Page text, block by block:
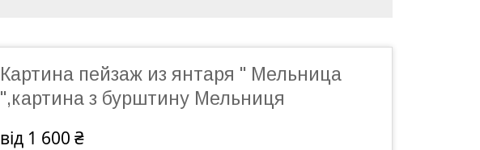
Картина пейзаж из янтаря " Мельница
",картина з бурштину Мельниця
від 1 600 ₴